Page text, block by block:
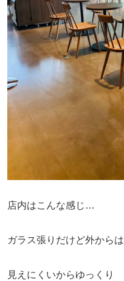
店内はこんな感じ…
ガラス張りだけど外からは
見えにくいからゆっくり